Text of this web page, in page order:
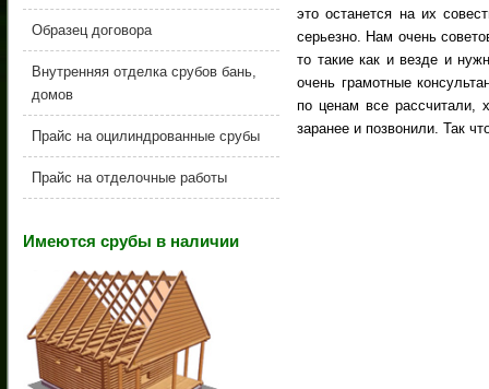
Образец договора
Внутренняя отделка срубов бань,
домов
Прайс на оцилиндрованные срубы
Прайс на отделочные работы
Имеются срубы в наличии
это останется на их
серьезно. Нам очень
то такие как и везде и
очень грамотные
по ценам все рассчитали,
заранее и позвонили. Так